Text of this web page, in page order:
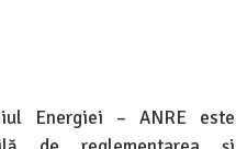
Energiei – ANRE este